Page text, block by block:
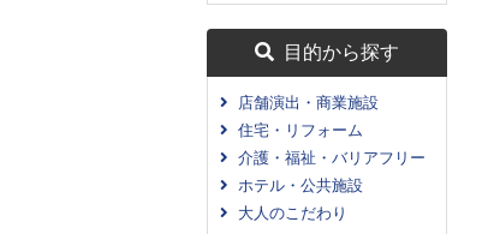
目的から探す
店舗演出・商業施設
住宅・リフォーム
介護・福祉・バリアフリー
ホテル・公共施設
大人のこだわり